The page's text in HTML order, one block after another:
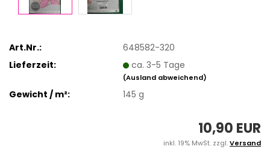
Art.Nr.:
648582-320
Lieferzeit:
ca. 3-5 Tage
(Ausland abweichend)
Gewicht / m²: 145 g
10,90 EUR
inkl. 19% MwSt. zzgl.Versand